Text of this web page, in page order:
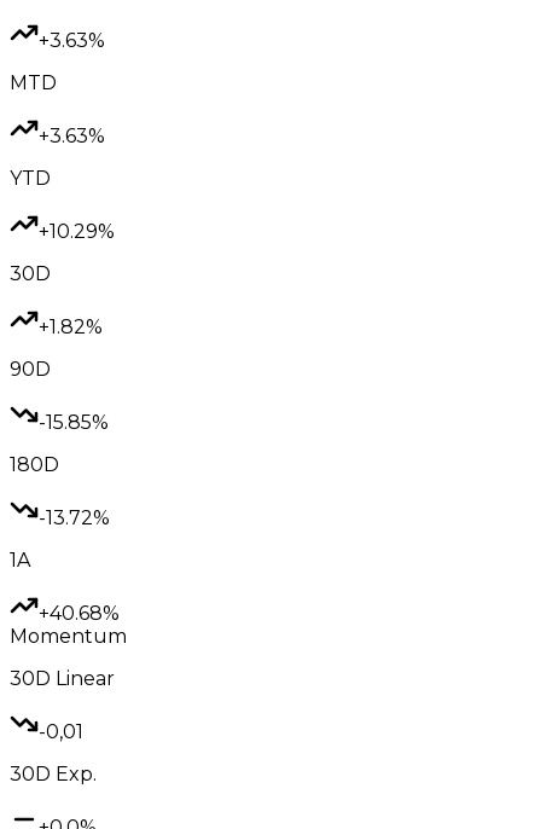
+3.63%
MTD
+3.63%
YTD
+10.29%
30D
+1.82%
90D
-15.85%
180D
-13.72%
1A
+40.68%
Momentum
30D Linear
-0,01
30D Exp.